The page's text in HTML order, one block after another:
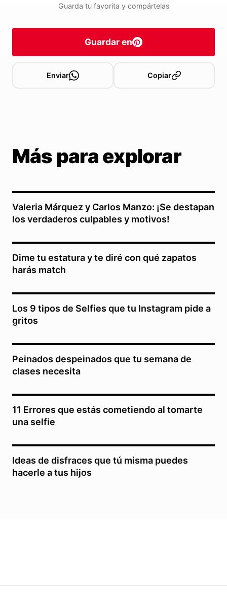
Guarda tu favorita y compártelas
Guardar en
Enviar Copiar
Más para explorar
Valeria Márquez y Carlos Manzo: ¡Se destapan
los verdaderos culpables y motivos!
Dime tu estatura y te diré con qué zapatos
harás match
Los 9 tipos de Selfies que tu Instagram pide a
gritos
Peinados despeinados que tu semana de
clases necesita
11 Errores que estás cometiendo al tomarte
una selfie
Ideas de disfraces que tú misma puedes
hacerle a tus hijos